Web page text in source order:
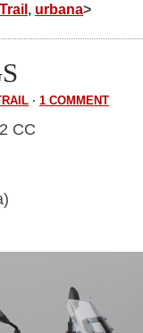
Trail, urbana>
· 1 COMMENT
CC